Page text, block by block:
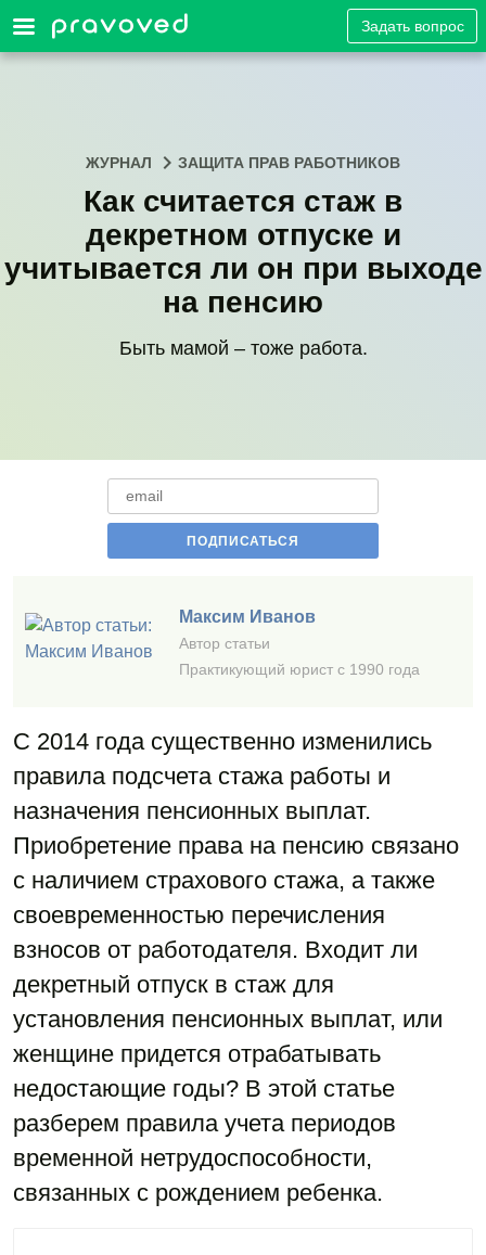
Задать вопрос
ЖУРНАЛ ЗАЩИТА ПРАВ РАБОТНИКОВ
Как считается стаж в
декретном отпуске и
учитывается ли он при выходе
на пенсию
Быть мамой – тоже работа.
Максим Иванов
Автор статьи
Практикующий юрист с 1990 года
С 2014 года существенно изменились
правила подсчета стажа работы и
назначения пенсионных выплат.
Приобретение права на пенсию связано
с наличием страхового стажа, а также
своевременностью перечисления
взносов от работодателя. Входит ли
декретный отпуск в стаж для
установления пенсионных выплат, или
женщине придется отрабатывать
недостающие годы? В этой статье
разберем правила учета периодов
временной нетрудоспособности,
связанных с рождением ребенка.